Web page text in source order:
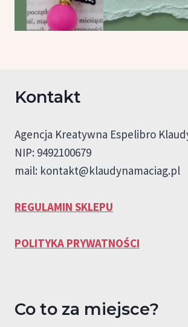
Kontakt
Agencja Kreatywna Espelibro
NIP: 9492100679
mail: kontakt@klaudynamaciag.pl
REGULAMIN SKLEPU
POLITYKA PRYWATNOŚCI
Co to za miejsce?